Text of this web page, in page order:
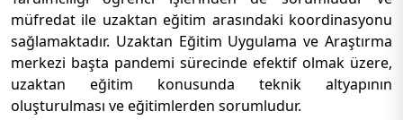
müfredat ile uzaktan eğitim arasındaki koordinasyonu
sağlamaktadır. Uzaktan Eğitim Uygulama ve Araştırma
merkezi başta pandemi sürecinde efektif olmak üzere,
uzaktan eğitim konusunda teknik altyapının
oluşturulması ve eğitimlerden sorumludur.